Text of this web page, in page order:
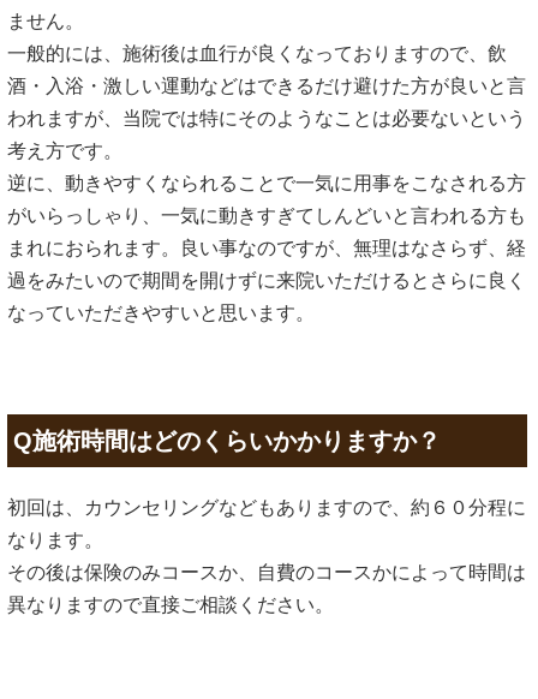
ません。
一般的には、施術後は血行が良くなっておりますので、飲
酒・入浴・激しい運動などはできるだけ避けた方が良いと言
われますが、当院では特にそのようなことは必要ないという
考え方です。
逆に、動きやすくなられることで一気に用事をこなされる方
がいらっしゃり、一気に動きすぎてしんどいと言われる方も
まれにおられます。良い事なのですが、無理はなさらず、経
過をみたいので期間を開けずに来院いただけるとさらに良く
なっていただきやすいと思います。
Q施術時間はどのくらいかかりますか？
初回は、カウンセリングなどもありますので、約６０分程に
なります。
その後は保険のみコースか、自費のコースかによって時間は
異なりますので直接ご相談ください。